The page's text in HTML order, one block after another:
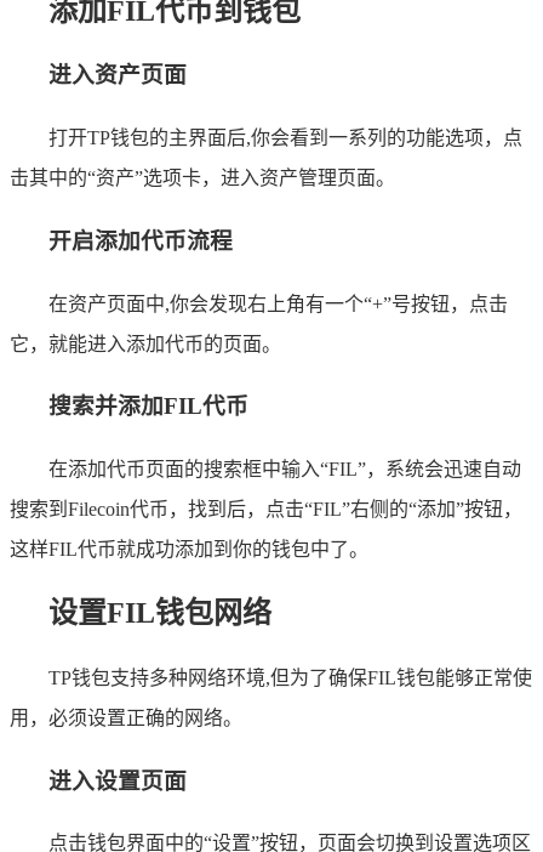
添加FIL代币到钱包
进入资产页面
打开TP钱包的主界面后,你会看到一系列的功能选项，点
击其中的“资产”选项卡，进入资产管理页面。
开启添加代币流程
在资产页面中,你会发现右上角有一个“+”号按钮，点击
它，就能进入添加代币的页面。
搜索并添加FIL代币
在添加代币页面的搜索框中输入“FIL”，系统会迅速自动
搜索到Filecoin代币，找到后，点击“FIL”右侧的“添加”按钮，
这样FIL代币就成功添加到你的钱包中了。
设置FIL钱包网络
TP钱包支持多种网络环境,但为了确保FIL钱包能够正常使
用，必须设置正确的网络。
进入设置页面
点击钱包界面中的“设置”按钮，页面会切换到设置选项区